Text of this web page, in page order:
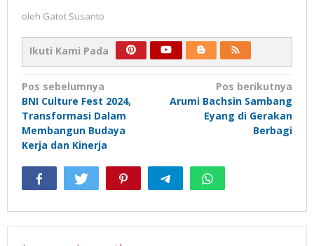
oleh Gatot Susanto
Ikuti Kami Pada
Navigasi
pos
Pos sebelumnya
BNI Culture Fest 2024,
Transformasi Dalam
Membangun Budaya
Kerja dan Kinerja
Pos berikutnya
Arumi Bachsin Sambang
Eyang di Gerakan
Berbagi